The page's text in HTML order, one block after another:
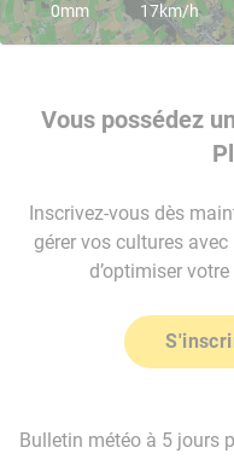
0mm 17km/h
Vous possédez
Inscrivez-vous dès
gérer vos cultures
d’optimiser
Bulletin météo à 5 jours